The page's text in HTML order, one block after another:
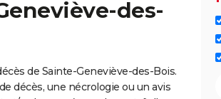
des-
de Sainte-Geneviève-des-Bois.
décès, une nécrologie ou un avis